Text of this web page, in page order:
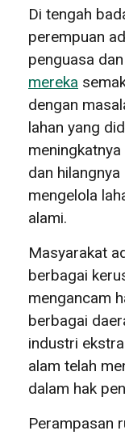
Di tengah
perempuan
penguasa
mereka
dengan
lahan yang
dan
mengelola
alami.
Masyarakat
berbagai
mengancam
berbagai
industri
alam telah
dalam hak
Perampasan